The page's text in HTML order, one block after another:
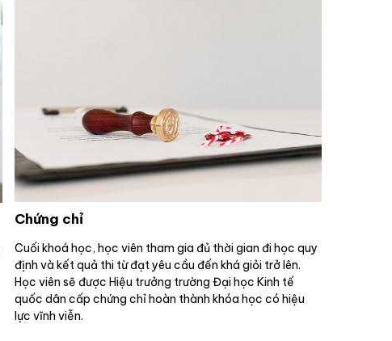
Chứng chỉ
Cuối khoá học, học viên tham gia đủ thời gian đi học quy
định và kết quả thi từ đạt yêu cầu đến khá giỏi trở lên.
Học viên sẽ được Hiệu trưởng trường Đại học Kinh tế
quốc dân cấp chứng chỉ hoàn thành khóa học có hiệu
lực vĩnh viễn.